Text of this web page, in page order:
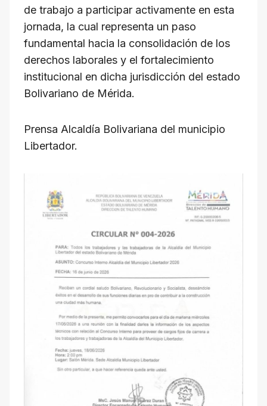
de trabajo a participar activamente en esta
jornada, la cual representa un paso
fundamental hacia la consolidación de los
derechos laborales y el fortalecimiento
institucional en dicha jurisdicción del estado
Bolivariano de Mérida.
Prensa Alcaldía Bolivariana del municipio
Libertador.